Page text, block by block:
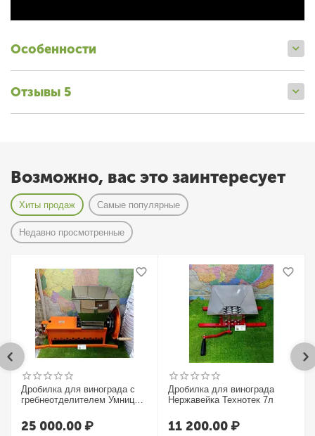
Особенности
Отзывы 5
Возможно, вас это заинтересует
Хиты продаж Самые популярные
Недавно просмотренные
Дробилка для винограда с
гребнеотделителем Умница
25 000.00₽
Дробилка для винограда
Нержавейка Технотек 7л
11 200.00₽